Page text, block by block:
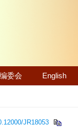
编委会 English
JR18053